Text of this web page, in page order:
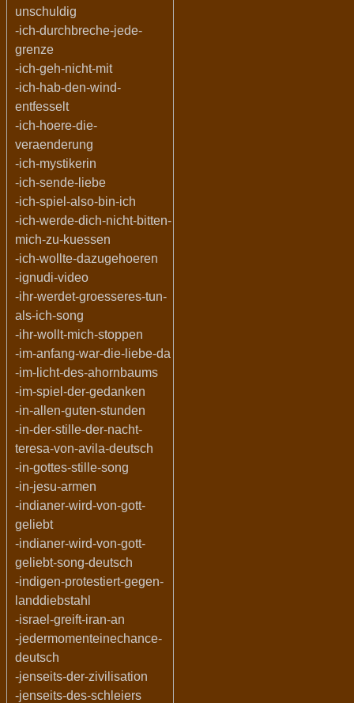
unschuldig
-ich-durchbreche-jede-
grenze
-ich-geh-nicht-mit
-ich-hab-den-wind-
entfesselt
-ich-hoere-die-
veraenderung
-ich-mystikerin
-ich-sende-liebe
-ich-spiel-also-bin-ich
-ich-werde-dich-nicht-bitten-
mich-zu-kuessen
-ich-wollte-dazugehoeren
-ignudi-video
-ihr-werdet-groesseres-tun-
als-ich-song
-ihr-wollt-mich-stoppen
-im-anfang-war-die-liebe-da
-im-licht-des-ahornbaums
-im-spiel-der-gedanken
-in-allen-guten-stunden
-in-der-stille-der-nacht-
teresa-von-avila-deutsch
-in-gottes-stille-song
-in-jesu-armen
-indianer-wird-von-gott-
geliebt
-indianer-wird-von-gott-
geliebt-song-deutsch
-indigen-protestiert-gegen-
landdiebstahl
-israel-greift-iran-an
-jedermomenteinechance-
deutsch
-jenseits-der-zivilisation
-jenseits-des-schleiers